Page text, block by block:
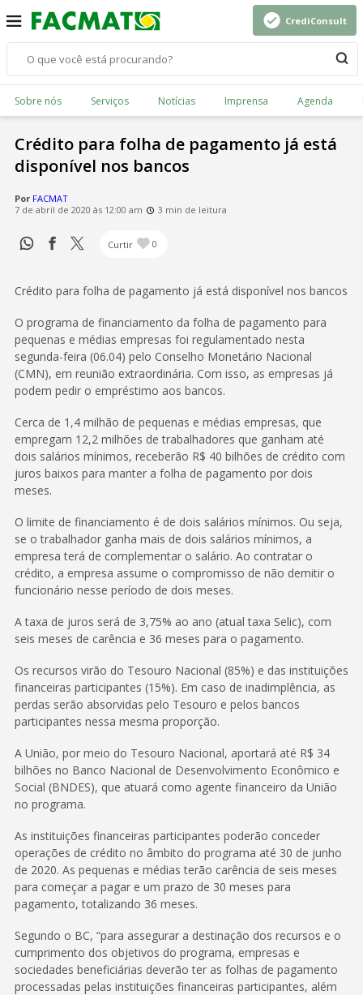
CrediConsult
Sobre nós Serviços Notícias Imprensa Agenda
Crédito para folha de pagamento já está
disponível nos bancos
Por FACMAT
7 de abril de 2020 às 12:00 am
3 min de leitura
Curtir 0
Crédito para folha de pagamento já está disponível nos bancos
O programa de financiamento da folha de pagamento para
pequenas e médias empresas foi regulamentado nesta
segunda-feira (06.04) pelo Conselho Monetário Nacional
(CMN), em reunião extraordinária. Com isso, as empresas já
podem pedir o empréstimo aos bancos.
Cerca de 1,4 milhão de pequenas e médias empresas, que
empregam 12,2 milhões de trabalhadores que ganham até
dois salários mínimos, receberão R$ 40 bilhões de crédito com
juros baixos para manter a folha de pagamento por dois
meses.
O limite de financiamento é de dois salários mínimos. Ou seja,
se o trabalhador ganha mais de dois salários mínimos, a
empresa terá de complementar o salário. Ao contratar o
crédito, a empresa assume o compromisso de não demitir o
funcionário nesse período de dois meses.
A taxa de juros será de 3,75% ao ano (atual taxa Selic), com
seis meses de carência e 36 meses para o pagamento.
Os recursos virão do Tesouro Nacional (85%) e das instituições
financeiras participantes (15%). Em caso de inadimplência, as
perdas serão absorvidas pelo Tesouro e pelos bancos
participantes nessa mesma proporção.
A União, por meio do Tesouro Nacional, aportará até R$ 34
bilhões no Banco Nacional de Desenvolvimento Econômico e
Social (BNDES), que atuará como agente financeiro da União
no programa.
As instituições financeiras participantes poderão conceder
operações de crédito no âmbito do programa até 30 de junho
de 2020. As pequenas e médias terão carência de seis meses
para começar a pagar e um prazo de 30 meses para
pagamento, totalizando 36 meses.
Segundo o BC, “para assegurar a destinação dos recursos e o
cumprimento dos objetivos do programa, empresas e
sociedades beneficiárias deverão ter as folhas de pagamento
processadas pelas instituições financeiras participantes, além